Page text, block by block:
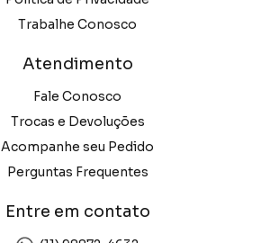
Trabalhe Conosco
Atendimento
Fale Conosco
Trocas e Devoluções
Acompanhe seu Pedido
Perguntas Frequentes
Entre em contato